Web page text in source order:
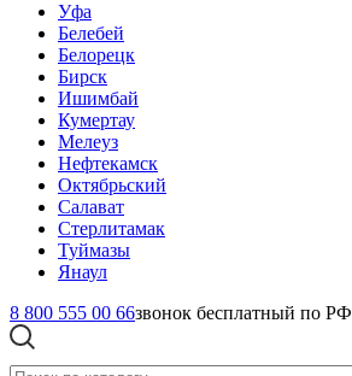
Уфа
Белебей
Белорецк
Бирск
Ишимбай
Кумертау
Мелеуз
Нефтекамск
Октябрьский
Салават
Стерлитамак
Туймазы
Янаул
8 800 555 00 66звонок бесплатный по РФ